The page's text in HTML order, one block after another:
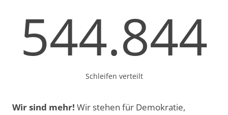
544.844
Schleifen verteilt
Wir sind mehr! Wir stehen für Demokratie,